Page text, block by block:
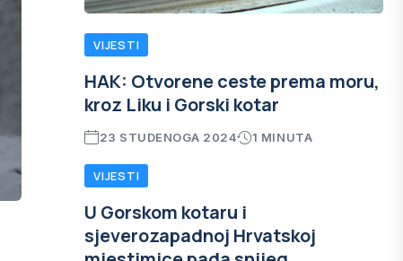
VIJESTI
HAK: Otvorene ceste prema moru,
kroz Liku i Gorski kotar
23 STUDENOGA 2024 1 MINUTA
VIJESTI
U Gorskom kotaru i
sjeverozapadnoj Hrvatskoj